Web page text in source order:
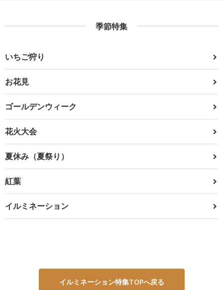
季節特集
いちご狩り
お花見
ゴールデンウィーク
花火大会
夏休み（夏祭り）
紅葉
イルミネーション
イルミネーション特集TOPへ戻る